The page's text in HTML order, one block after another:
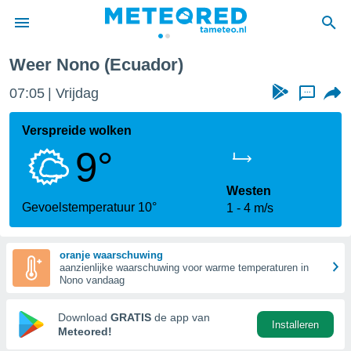
door
verstrekte
hoge
hebt de
voor
op basis
Weer Nono (Ecuador)
07:05 Vrijdag ...
Verspreide wolken
9°
Gevoelstemperatuur 10°
Westen
1
4 m/s
oranje waarschuwing
aanzienlijke waarschuwing voor warme temperaturen in
Nono vandaag
Download GRATIS de app van
Meteored!
Installeren